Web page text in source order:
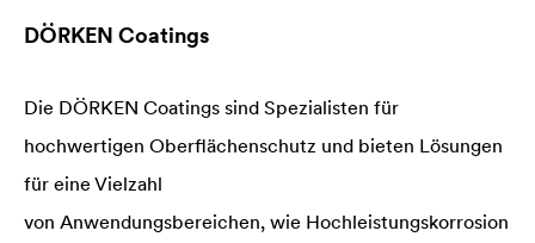
DÖRKEN Coatings
Die DÖRKEN Coatings sind Spezialisten für
hochwertigen Oberflächenschutz und bieten Lösungen
für eine Vielzahl
von Anwendungsbereichen, wie Hochleistungskorrosion